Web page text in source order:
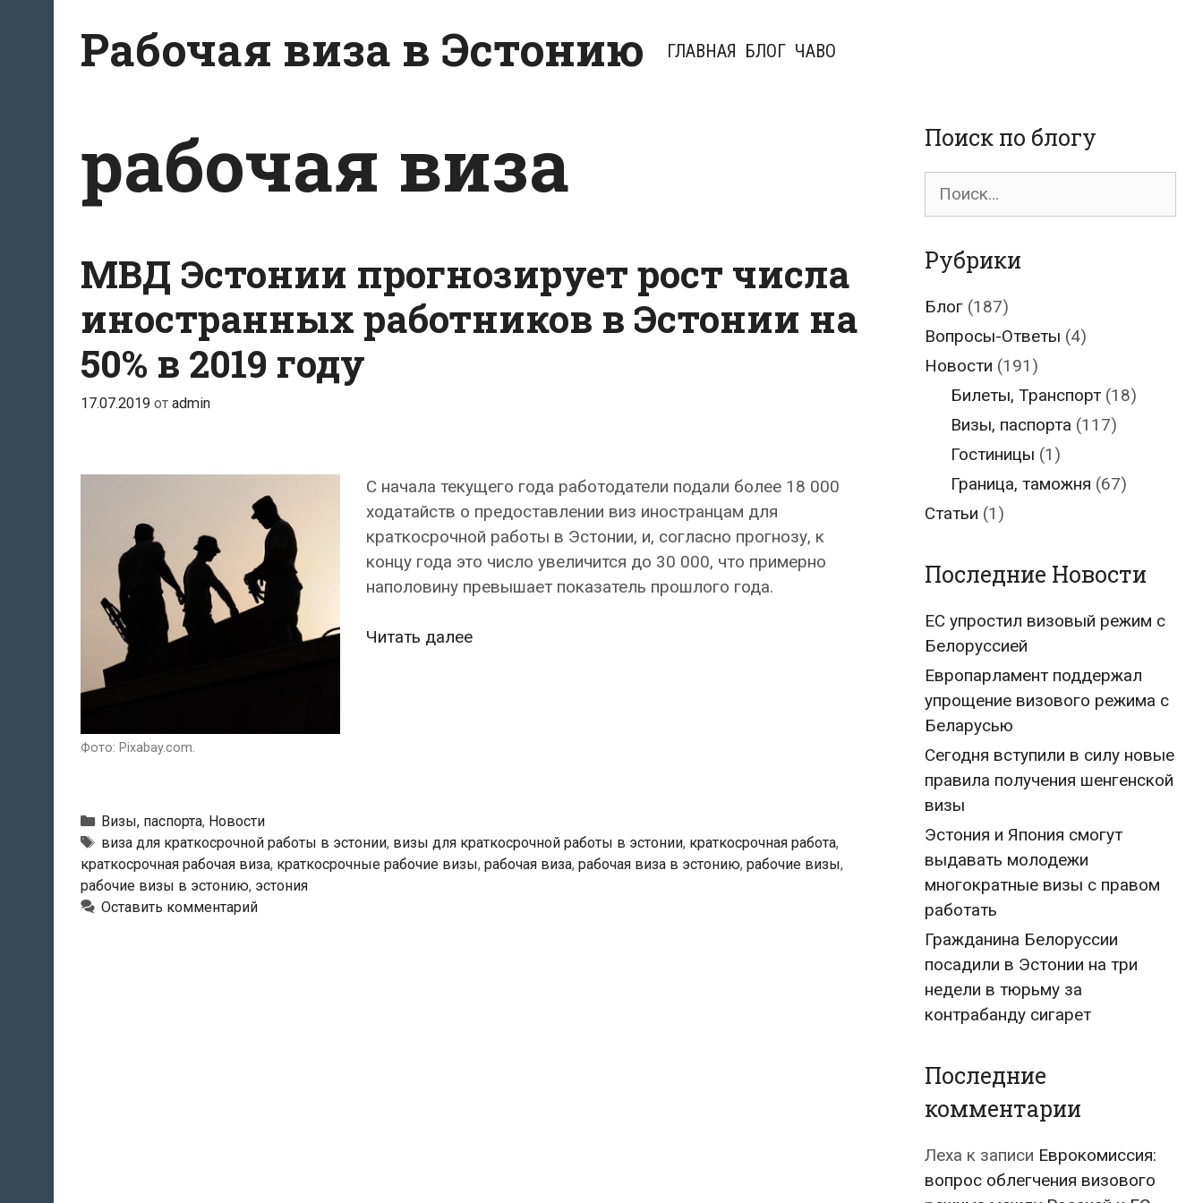
содержимому
Рабочая виза в Эстонию ГЛАВНАЯ БЛОГ ЧАВО
рабочая виза
МВД Эстонии прогнозирует рост числа
иностранных работников в Эстонии на
50% в 2019 году
17.07.2019 от admin
Фото: Pixabay.com.
С начала текущего года работодатели подали более 18 000
ходатайств о предоставлении виз иностранцам для
краткосрочной работы в Эстонии, и, согласно прогнозу, к
концу года это число увеличится до 30 000, что примерно
наполовину превышает показатель прошлого года.
Читать далееМВД
Эстонии
на
Рубрики
Визы, паспорта, Новости
Метки
виза для краткосрочной работы в эстонии, визы для краткосрочной работы в эстонии, краткосрочная работа,
краткосрочная рабочая виза, краткосрочные рабочие визы, рабочая виза, рабочая виза в эстонию, рабочие визы,
рабочие визы в эстонию, эстония
Оставить комментарий
Поиск по блогу
Поиск
Рубрики
Блог (187)
Вопросы-Ответы (4)
Новости (191)
Билеты, Транспорт(18)
Визы, паспорта (117)
Гостиницы (1)
Граница, таможня (67)
Статьи (1)
Последние Новости
ЕС упростил визовый режим с
Белоруссией
Европарламент поддержал
упрощение визового режима с
Беларусью
Сегодня вступили в силу новые
правила получения шенгенской
визы
Эстония и Япония смогут
выдавать молодежи
многократные визы с правом
работать
Гражданина Белоруссии
посадили в Эстонии на три
недели в тюрьму за
контрабанду сигарет
Последние
комментарии
Леха к записи Еврокомиссия:
вопрос облегчения визового